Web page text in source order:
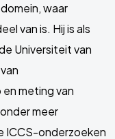
waar
van is. Hij is als
Universiteit van
meting van
meer
ICCS-onderzoeken